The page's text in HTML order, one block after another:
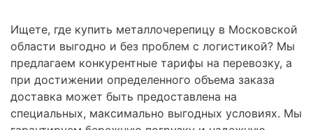
Ищете, где купить металлочерепицу в Московской
области выгодно и без проблем с логистикой? Мы
предлагаем конкурентные тарифы на перевозку, а
при достижении определенного объема заказа
доставка может быть предоставлена на
специальных, максимально выгодных условиях. Мы